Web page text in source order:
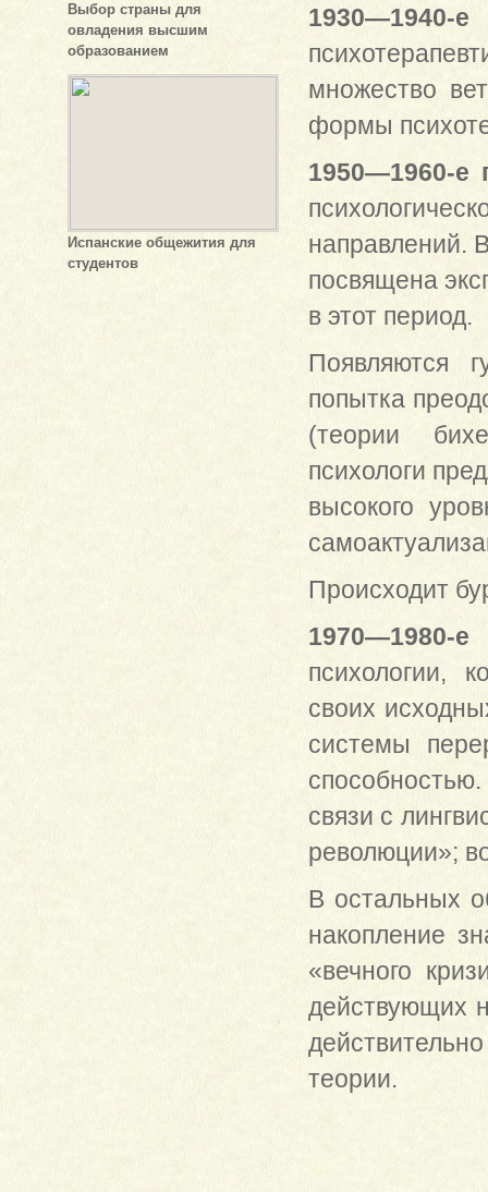
Выбор страны для
овладения высшим
образованием
Испанские общежития для
студентов
1930—1940-
множество
формы
1950—1960-е
направлений.
посвящена
в этот период.
Появляются
попытка
(теории
психологи
высокого
Происходит
психологии,
своих
системы
связи с
революции»;
В остальных
накопление
«вечного
действующих
теории.